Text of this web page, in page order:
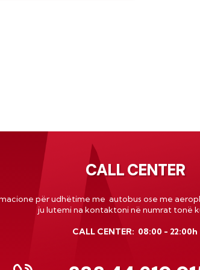
CALL CENTER
për udhëtime me autobus ose me
ju lutemi na kontaktoni në numrat tonë
CALL CENTER: 08:00 - 22:00h